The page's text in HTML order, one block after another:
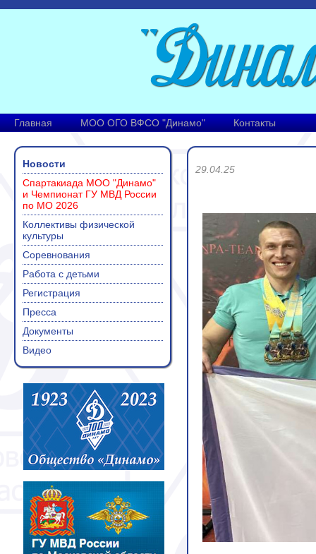
Главная МОО ОГО ВФСО "Динамо" Контакты
Новости
Спартакиада МОО "Динамо"
и Чемпионат ГУ МВД России
по МО 2026
Коллективы физической
культуры
Соревнования
Работа с детьми
Регистрация
Пресса
Документы
Видео
29.04.25